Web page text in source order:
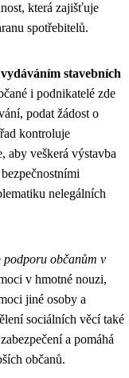
která zajišťuje
spotřebitelů.
vydáváním stavebních
i podnikatelé zde
podat žádost o
kontroluje
aby veškerá výstavba
nelegálních
podporu občanům v
v hmotné nouzi,
jiné osoby a
sociálních věcí také
a pomáhá
občanů.